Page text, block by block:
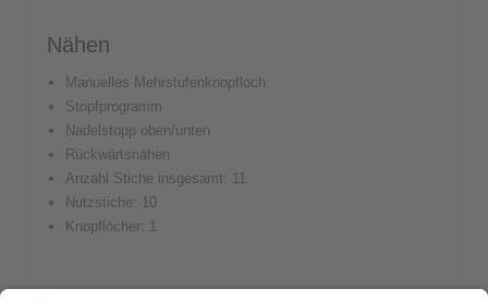
Nähen
Manuelles Mehrstufenknopfloch
Stopfprogramm
Nadelstopp oben/unten
Rückwärtsnähen
Anzahl Stiche insgesamt: 11
Nutzstiche: 10
Knopflöcher: 1